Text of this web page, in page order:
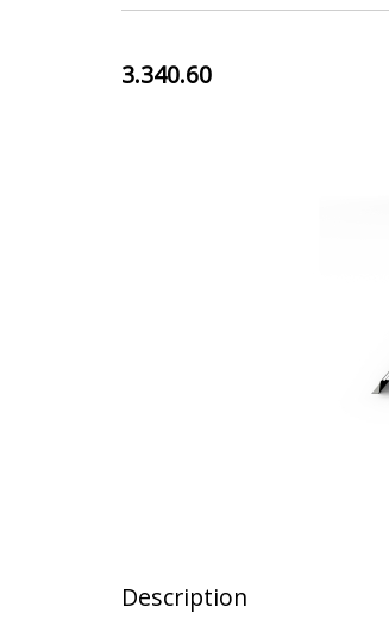
3.340.60
Description